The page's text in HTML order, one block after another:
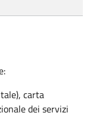
carta
dei servizi